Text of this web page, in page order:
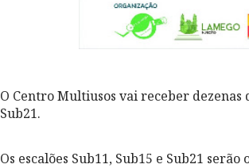
O Centro Multiusos vai receber dezenas
Sub21.
Os escalões Sub11, Sub15 e Sub21